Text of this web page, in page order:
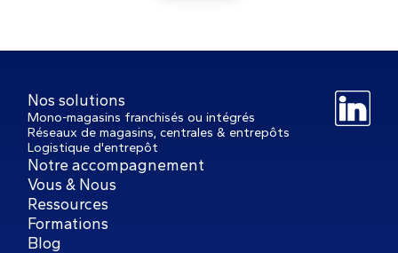
Nos solutions
Mono-magasins franchisés ou intégrés
Réseaux de magasins, centrales & entrepôts
Logistique d'entrepôt
Notre accompagnement
Vous & Nous
Ressources
Formations
Blog